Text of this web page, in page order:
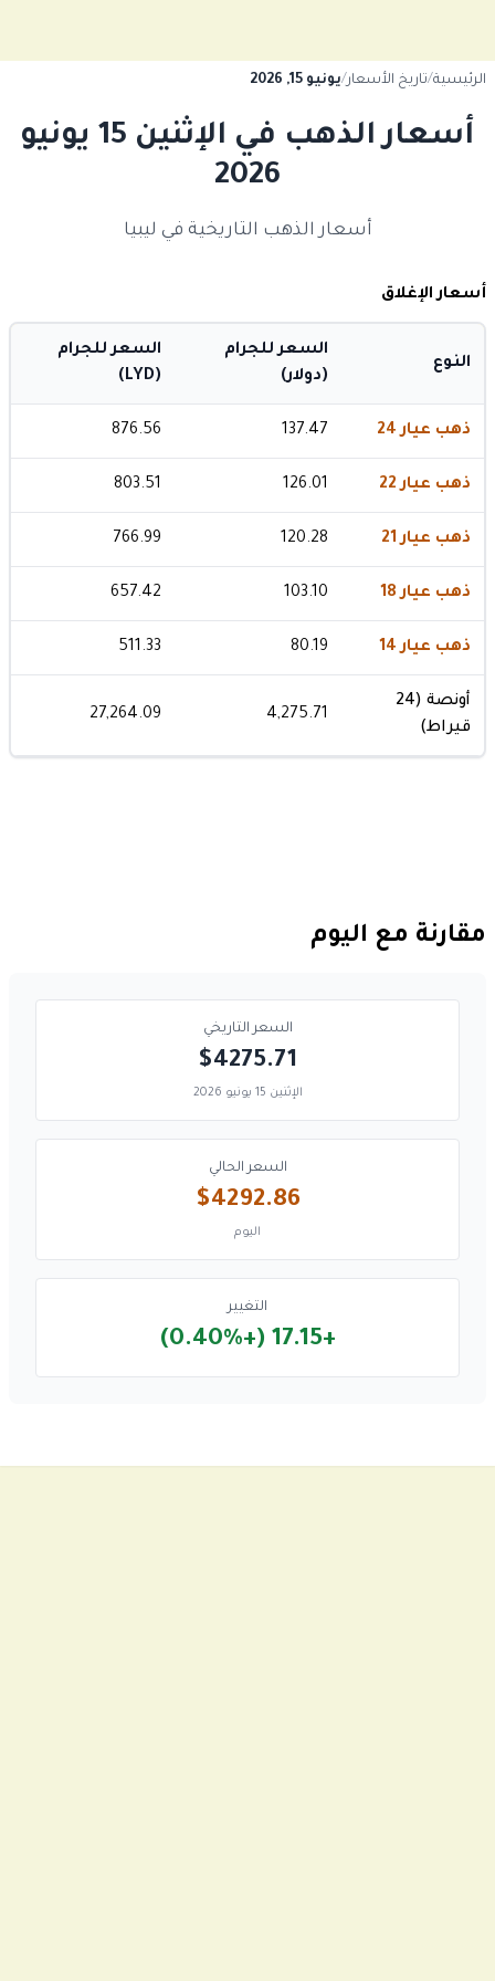
الرئيسية/تاريخ الأسعار/يونيو 15, 2026
أسعار الذهب في الإثنين 15 يونيو
2026
أسعار الذهب التاريخية في ليبيا
أسعار الإغلاق
النوع
السعر للجرام
(دولار)
السعر للجرام
(LYD)
ذهب عيار 24 137.47
876.56
ذهب عيار 22 126.01
803.51
ذهب عيار 21 120.28
766.99
ذهب عيار 18 103.10
657.42
ذهب عيار 14 80.19
511.33
أونصة (24
قيراط)
4,275.71
27,264.09
مقارنة مع اليوم
السعر التاريخي
$4275.71
الإثنين 15 يونيو 2026
السعر الحالي
$4292.86
اليوم
التغيير
+17.15 (+0.40%)